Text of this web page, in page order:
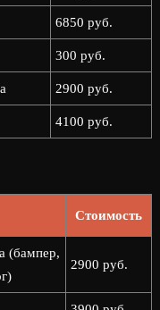
6850 руб.
300 руб.
2900 руб.
4100 руб.
Стоимость
(бампер,
2900 руб.